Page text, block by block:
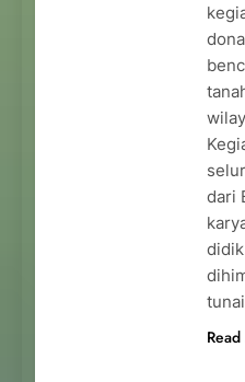
dari